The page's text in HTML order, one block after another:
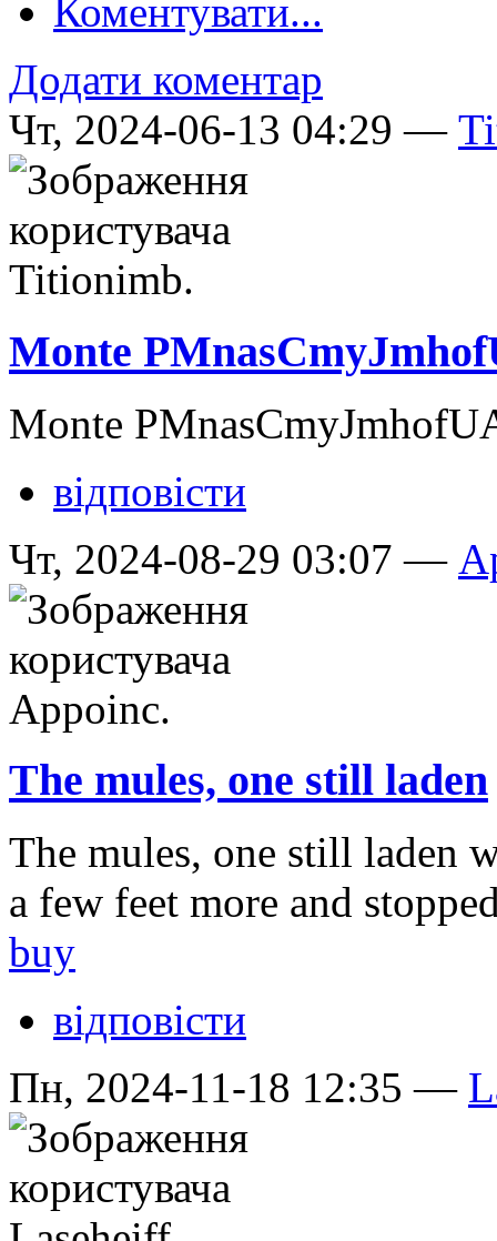
Коментувати...
Додати коментар
Чт, 2024-06-13 04:29 —
Monte
Monte
відповісти
Чт, 2024-08-29 03:07 —
The mules, one still laden
The mules, one still laden
a few feet more and
buy
відповісти
Пн, 2024-11-18 12:35 —